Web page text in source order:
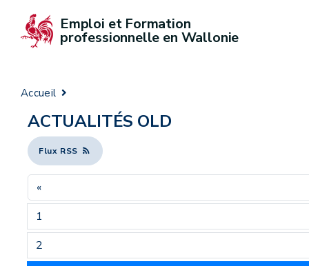
Emploi et Formation
professionnelle en Wallonie
Accueil
ACTUALITÉS OLD
Flux RSS
«
1
2